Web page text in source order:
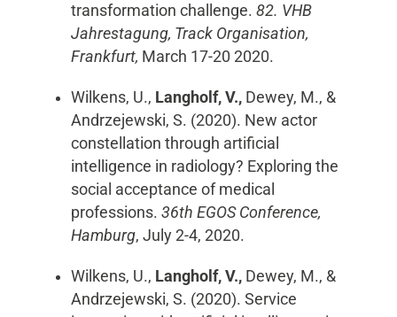
transformation challenge. 82. VHB
Jahrestagung, Track Organisation,
Frankfurt, March 17-20 2020.
Wilkens, U., Langholf, V., Dewey, M., &
Andrzejewski, S. (2020). New actor
constellation through artificial
intelligence in radiology? Exploring the
social acceptance of medical
professions. 36th EGOS Conference,
Hamburg, July 2-4, 2020.
Wilkens, U., Langholf, V., Dewey, M., &
Andrzejewski, S. (2020). Service